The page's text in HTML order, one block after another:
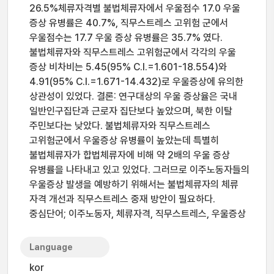
26.5%체류자격별 불법체류자에서 우울점수 17.0 우울
증상 유병률은 40.7%, 직무스트레스 고위험 군에서
우울점수는 17.7 우울 증상 유병률은 35.7% 였다.
불법체류자와 직무스트레스 고위험군에서 각각의 우울
증상 비차비는 5.45(95% C.I.=1.601-18.554)와
4.91(95% C.I.=1.671-14.432)로 우울증상에 유의한
상관성이 있었다. 결론: 연구대상의 우울 증상율은 국내
일반인구집단과 근로자 집단보다 높았으며, 북한 이탈
주민보다는 낮았다. 불법체류자와 직무스트레스
고위험군에서 우울증상 유병률이 높았는데 특별히
불법체류자가 합법체류자에 비해 약 2배의 우울 증상
유병률을 나타내고 있고 있었다. 그러므로 이주노동자들의
우울증상 발생을 예방하기 위해서는 불법체류자의 체류
자격 개선과 직무스트레스 중재 방안이 필요하다.
중심단어; 이주노동자, 체류자격, 직무스트레스, 우울증상
Language
kor